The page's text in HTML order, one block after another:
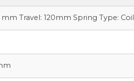
Travel: 120mm Spring Type: Coil